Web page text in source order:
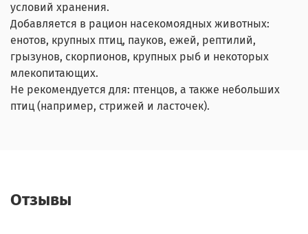
условий хранения.
Добавляется в рацион насекомоядных животных:
енотов, крупных птиц, пауков, ежей, рептилий,
грызунов, скорпионов, крупных рыб и некоторых
млекопитающих.
Не рекомендуется для: птенцов, а также небольших
птиц (например, стрижей и ласточек).
Отзывы